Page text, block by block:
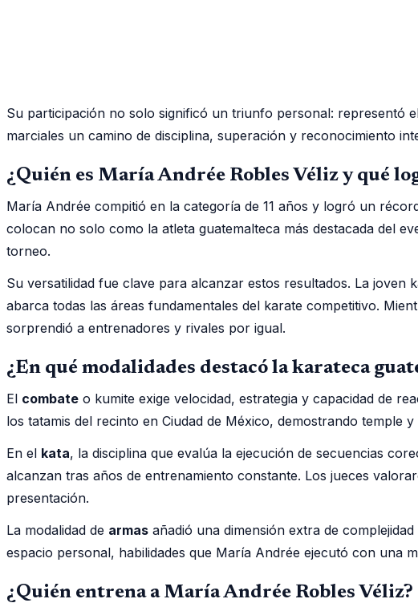
Su participación no solo significó un triunfo personal: representó
marciales un camino de disciplina, superación y reconocimiento
¿Quién es María Andrée Robles Véliz y qué
María Andrée compitió en la categoría de 11 años y logró un
colocan no solo como la atleta guatemalteca más destacada del
torneo.
Su versatilidad fue clave para alcanzar estos resultados. La joven
abarca todas las áreas fundamentales del karate competitivo.
sorprendió a entrenadores y rivales por igual.
¿En qué modalidades destacó la karateca
El combate o kumite exige velocidad, estrategia y capacidad de
los tatamis del recinto en Ciudad de México, demostrando temple
En el kata, la disciplina que evalúa la ejecución de secuencias
alcanzan tras años de entrenamiento constante. Los jueces
presentación.
La modalidad de armas añadió una dimensión extra de
espacio personal, habilidades que María Andrée ejecutó con una
¿Quién entrena a María Andrée Robles Véliz?